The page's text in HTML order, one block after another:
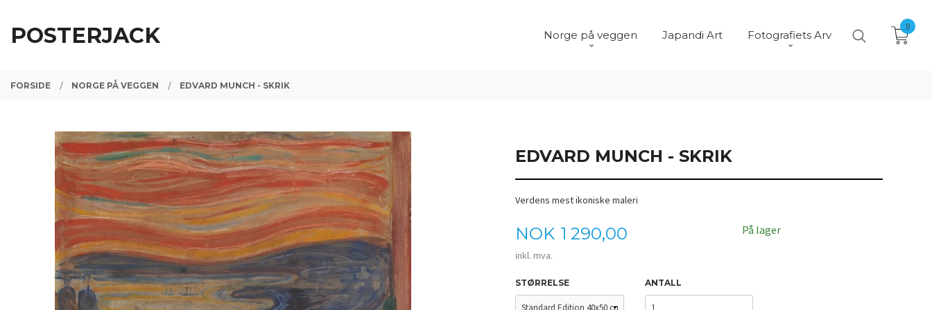
innholdet
POSTERJACK Norge på veggen Japandi Art Fotografiets Arv
0
FORSIDE NORGE PÅ VEGGEN EDVARD MUNCH - SKRIK
EDVARD MUNCH - SKRIK
Verdens mest ikoniske maleri
Pris
NOK 1 290,00
inkl. mva.
På lager
STØRRELSE ANTALL